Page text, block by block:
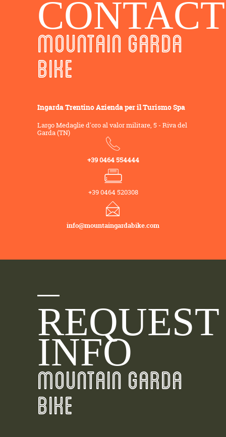
MOUNTAIN GARDA
BIKE
Ingarda Trentino Azienda per il Turismo Spa
Largo Medaglie d'oro al valor militare, 5 - Riva del
Garda (TN)
+39 0464 554444
+39 0464 520308
info@mountaingardabike.com
REQUEST
INFO
MOUNTAIN GARDA
BIKE